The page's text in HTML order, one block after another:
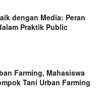
dengan Media: Peran
Praktik Public
Farming, Mahasiswa
Tani Urban Farming